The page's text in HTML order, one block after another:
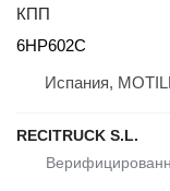
КПП
6HP602C
Испания,
RECITRUCK S.L.